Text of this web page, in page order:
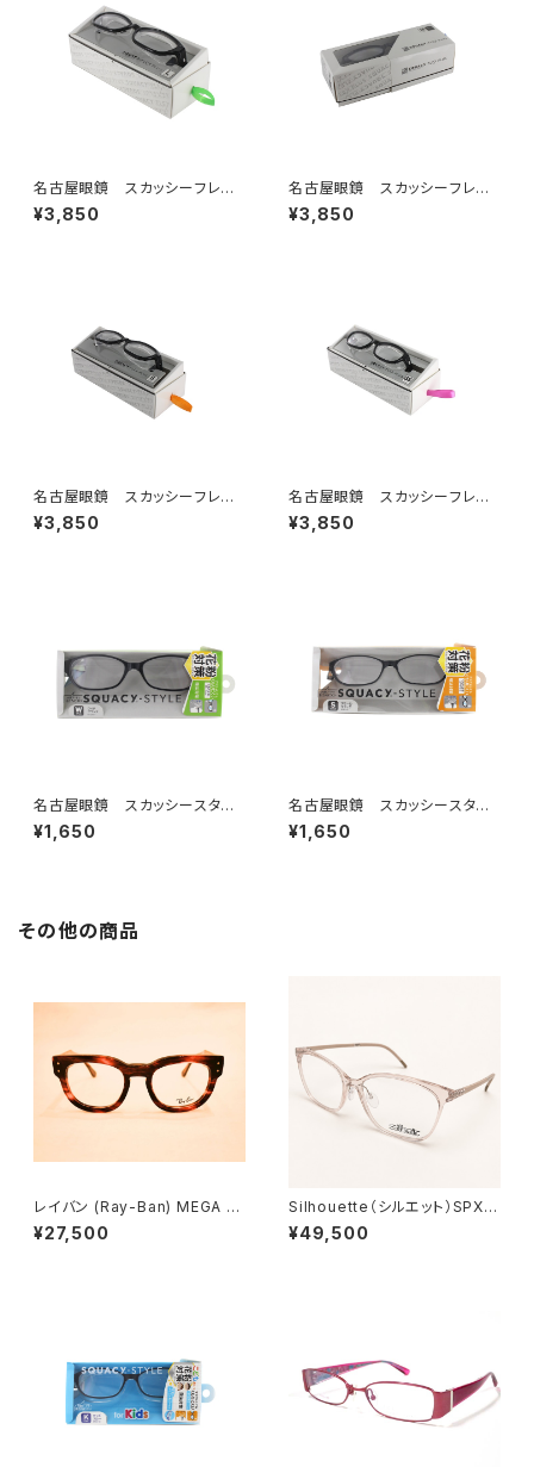
名古屋眼鏡 スカッシーフレッ
クスプラス_Lサイズ
¥3,850
名古屋眼鏡 スカッシーフレッ
クスプラス_Mサイズ
¥3,850
名古屋眼鏡 スカッシーフレッ
クスプラス_Ｓサイズ
¥3,850
名古屋眼鏡 スカッシーフレッ
クスプラス_ＳＳサイズ
¥3,850
名古屋眼鏡 スカッシースタイ
ル ワイドサイズ
¥1,650
名古屋眼鏡 スカッシースタイ
ル スモールサイズ
¥1,650
その他の商品
レイバン (Ray-Ban) MEGA H
AWKEYE ORX0298VF 2144
50□21-145 正規取扱店 00
¥27,500
Silhouette（シルエット）SPX15
96/75/8611 53□ 15-125 ／
0077418
¥49,500